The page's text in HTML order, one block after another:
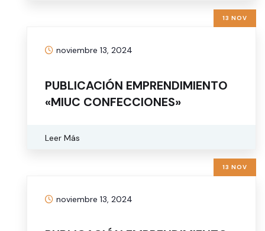
13 NOV
noviembre 13, 2024
PUBLICACIÓN EMPRENDIMIENTO
«MIUC CONFECCIONES»
Leer Más
13 NOV
noviembre 13, 2024